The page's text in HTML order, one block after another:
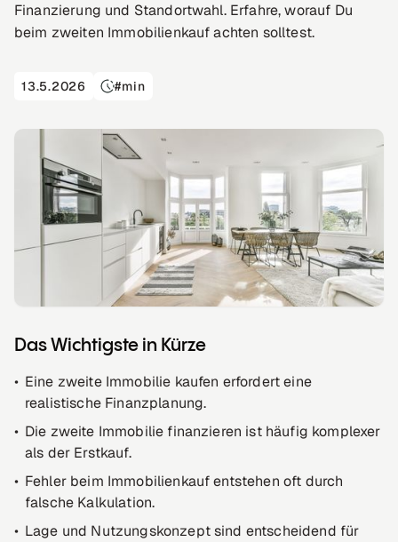
Finanzierung und Standortwahl. Erfahre, worauf Du
beim zweiten Immobilienkauf achten solltest.
13.5.2026 #min
Das Wichtigste in Kürze
Eine zweite Immobilie kaufen erfordert eine
realistische Finanzplanung.
Die zweite Immobilie finanzieren ist häufig komplexer
als der Erstkauf.
Fehler beim Immobilienkauf entstehen oft durch
falsche Kalkulation.
Lage und Nutzungskonzept sind entscheidend für